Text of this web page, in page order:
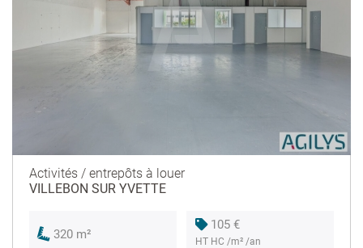
Activités / entrepôts à louer
VILLEBON SUR YVETTE
320 m²
105 €
HT HC /m² /an